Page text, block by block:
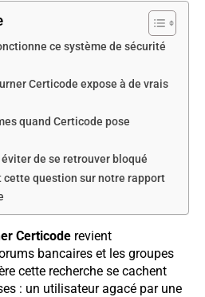
ce système de sécurité
Certicode expose à de vrais
quand Certicode pose
de se retrouver bloqué
cette question sur notre rapport
Certicode revient
bancaires et les groupes
cette recherche se cachent
: un utilisateur agacé par une